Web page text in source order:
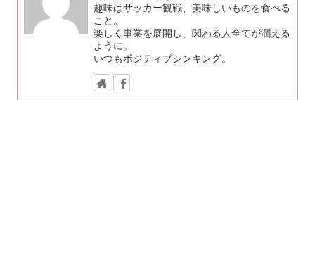
趣味はサッカー観戦、美味しいものを食べる
こと。
楽しく事業を展開し、関わる人全てが潤える
ように。
いつもポジティブシンキング。